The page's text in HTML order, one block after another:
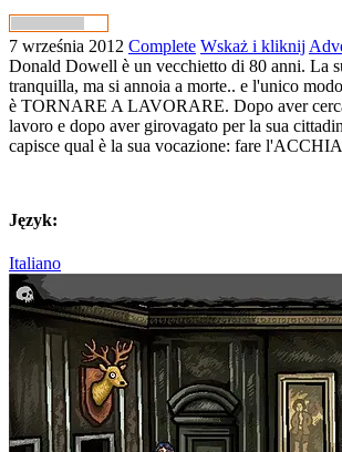
7 września 2012 Complete Wskaż i kliknij
Donald Dowell è un vecchietto di 80 anni. La
tranquilla, ma si annoia a morte.. e l'unico
è TORNARE A LAVORARE. Dopo aver
lavoro e dopo aver girovagato per la sua
capisce qual è la sua vocazione: fare
Język:
Italiano